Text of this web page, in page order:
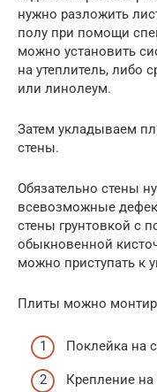
нужно разложить
полу при помощи
можно установить
на утеплитель, либо
или линолеум.
Затем укладываем
стены.
Обязательно стены
всевозможные
стены грунтовкой с
обыкновенной
можно приступать к
Плиты можно
Поклейка на
Крепление